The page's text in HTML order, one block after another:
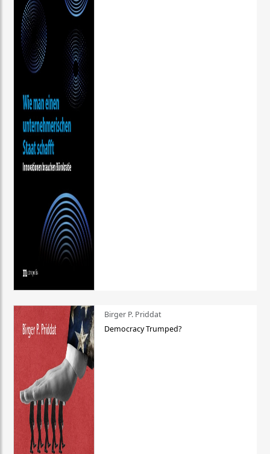
Birger P. Priddat
Democracy Trumped?